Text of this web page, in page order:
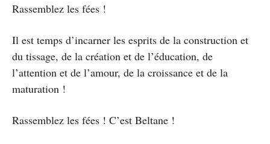
Rassemblez les fées !
Il est temps d’incarner les esprits de la construction et
du tissage, de la création et de l’éducation, de
l’attention et de l’amour, de la croissance et de la
maturation !
Rassemblez les fées ! C’est Beltane !